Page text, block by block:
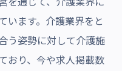
います。介護業界をと
う姿勢に対して介護施
おり、今や求人掲載数